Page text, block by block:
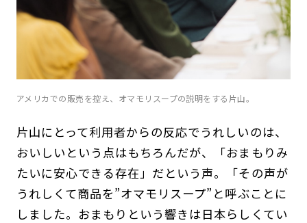
アメリカでの販売を控え、オマモリスープの説明をする片山。
片山にとって利用者からの反応でうれしいのは、
おいしいという点はもちろんだが、「おまもりみ
たいに安心できる存在」だという声。「その声が
うれしくて商品を”オマモリスープ”と呼ぶことに
しました。おまもりという響きは日本らしくてい